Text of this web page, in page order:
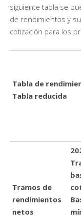
siguiente tabla se
de rendimientos y
cotización para los
Tabla de
Tabla reducida
Tramos de
rendimientos
netos